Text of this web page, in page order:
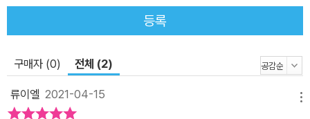
등록
구매자 (0) 전체 (2)
류이엘 2021-04-15